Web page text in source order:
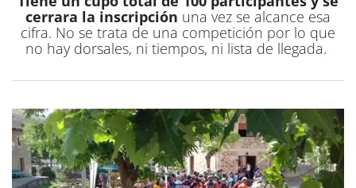
cerrara la inscripción una vez se alcance esa
cifra. No se trata de una competición por lo que
no hay dorsales, ni tiempos, ni lista de llegada.